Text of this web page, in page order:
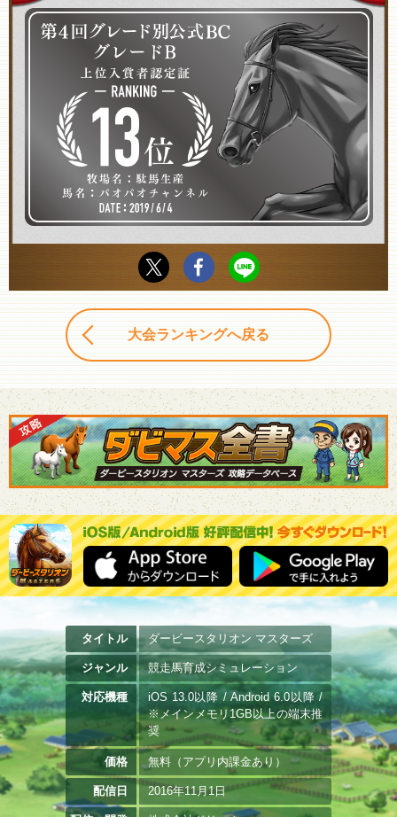
大会ランキングへ戻る
タイトル ダービースタリオン マスターズ
ジャンル 競走馬育成シミュレーション
対応機種
iOS 13.0以降 / Android 6.0以降 /
※メインメモリ1GB以上の端末推
奨
価格 無料（アプリ内課金あり）
配信日 2016年11月1日